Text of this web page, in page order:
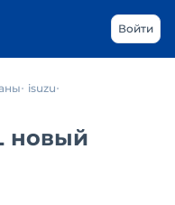
Войти
isuzu
новый